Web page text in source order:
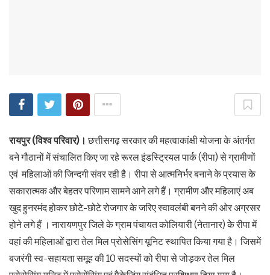
रायपुर (विश्व परिवार)।छत्तीसगढ़ सरकार की महत्वाकांक्षी योजना के अंतर्गत
बने गौठानों में संचालित किए जा रहे रूरल इंडस्ट्रियल पार्क (रीपा) से ग्रामीणों
एवं महिलाओं की जिन्दगी संवर रही है। रीपा से आत्मनिर्भर बनाने के प्रयास के
सकारात्मक और बेहतर परिणाम सामने आने लगे हैं। ग्रामीण और महिलाएं अब
खुद हुनरमंद होकर छोटे-छोटे रोजगार के जरिए स्वावलंबी बनने की ओर अग्रसर
होने लगे हैं । नारायणपुर जिले के ग्राम पंचायत कोलियारी (नेतानार) केे रीपा में
वहां की महिलाओं द्वारा तेल मिल प्रोसेसिंग यूनिट स्थापित किया गया है। जिसमें
बजरंगी स्व-सहायता समूह की 10 सदस्यों को रीपा से जोड़कर तेल मिल